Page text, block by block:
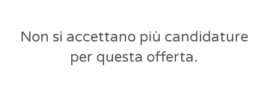
Non si accettano più candidature
per questa offerta.